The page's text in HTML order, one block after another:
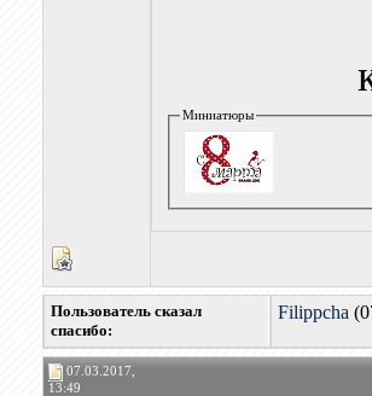
Миниатюры
Пользователь сказал
cпасибо:
Filippcha
07.03.2017,
13:49